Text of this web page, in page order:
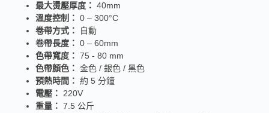
最大燙壓厚度： 40mm
溫度控制： 0 – 300°C
卷帶方式：
自動
卷帶長度： 0 – 60mm
色帶寬度： 75 - 80 mm
色帶顏色： 金色 / 銀色 / 黑色
預熱時間： 約 5 分鐘
電壓：
220V
重量： 7.5 公斤